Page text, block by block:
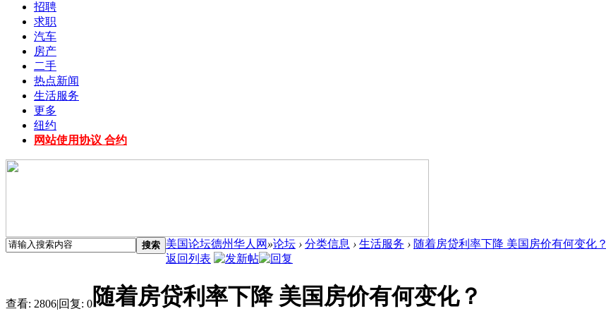
招聘
求职
汽车
房产
二手
热点新闻
生活服务
更多
纽约
网站使用协议 合约
搜索 美国论坛德州华人网 »论坛 › 分类信息 › 生活服务 › 随着房贷利率下降 美国房价有何变化？
返回列表
查看: 2806|回复: 0 随着房贷利率下降 美国房价有何变化？